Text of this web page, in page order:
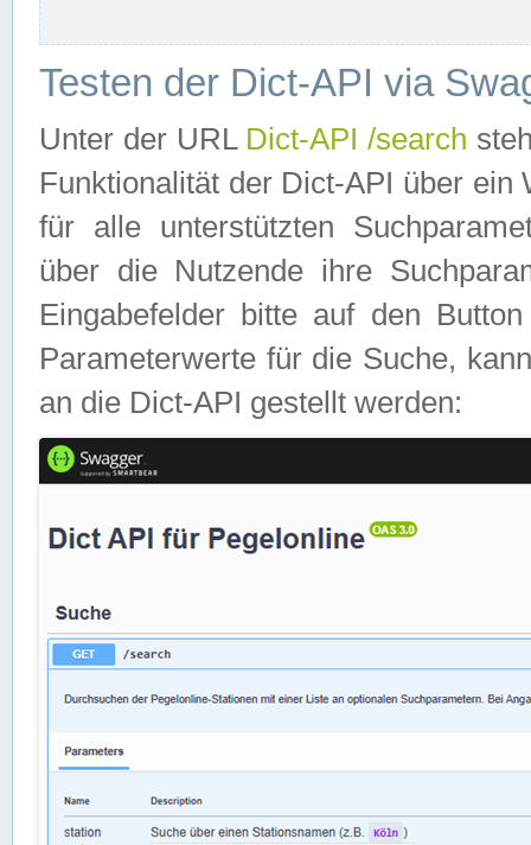
Testen der Dict-API via
Unter der URL Dict-API /search
Funktionalität der Dict-API über
für alle unterstützten
über die Nutzende ihre
Eingabefelder bitte auf den
Parameterwerte für die Suche,
an die Dict-API gestellt werden: